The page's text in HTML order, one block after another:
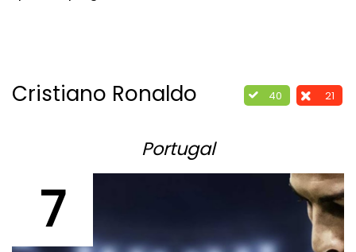
40 21
Cristiano Ronaldo
Portugal
7